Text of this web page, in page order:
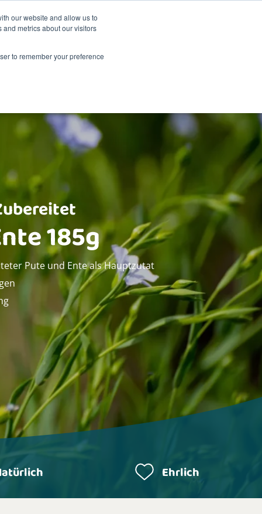
our website and allow us to
metrics about our visitors
to remember your preference
185g
Pute und Ente als Hauptzutat
Ehrlich